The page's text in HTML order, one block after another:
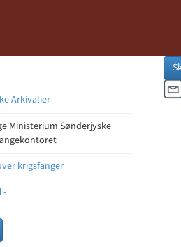
Arkivalier
Ministerium Sønderjyske
krigsfanger
-